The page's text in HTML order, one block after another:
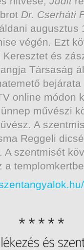
Dr. Cserháti
augusztus
végén. Ezt
és
Társaság
online módon
művészi
A
Reggeli
A szentmisét
a